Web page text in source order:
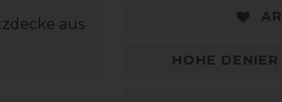
aus
HOHE DENIER